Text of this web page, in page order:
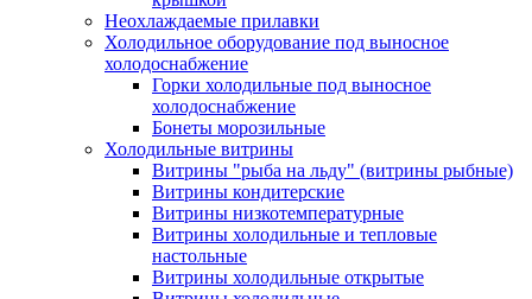
Неохлаждаемые прилавки
Холодильное оборудование под выносное
холодоснабжение
Горки холодильные под выносное
холодоснабжение
Бонеты морозильные
Холодильные витрины
Витрины "рыба на льду" (витрины рыбные)
Витрины кондитерские
Витрины низкотемпературные
Витрины холодильные и тепловые
настольные
Витрины холодильные открытые